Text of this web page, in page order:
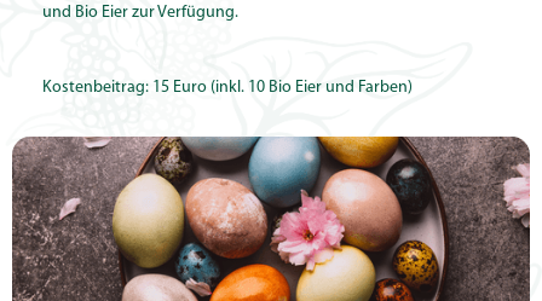
und Bio Eier zur Verfügung.
Kostenbeitrag: 15 Euro (inkl. 10 Bio Eier und Farben)